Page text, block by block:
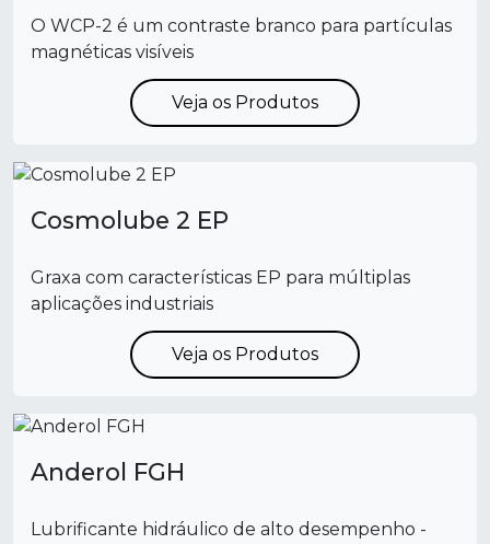
O WCP-2 é um contraste branco para partículas
magnéticas visíveis
Veja os Produtos
Cosmolube 2 EP
Graxa com características EP para múltiplas
aplicações industriais
Veja os Produtos
Anderol FGH
Lubrificante hidráulico de alto desempenho -